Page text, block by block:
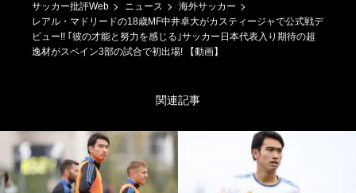
サッカー批評Web ニュース
海外サッカー
レアル・マドリードの18歳MF中井卓大がカスティージャで公式戦デ
ビュー!! ｢彼の才能と努力を感じる｣サッカー日本代表入り期待の超
逸材がスペイン3部の試合で初出場! 【動画】
関連記事